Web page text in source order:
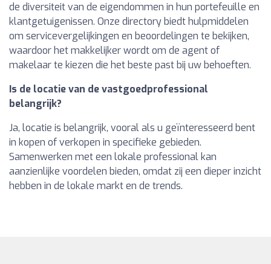
de diversiteit van de eigendommen in hun portefeuille en
klantgetuigenissen. Onze directory biedt hulpmiddelen
om servicevergelijkingen en beoordelingen te bekijken,
waardoor het makkelijker wordt om de agent of
makelaar te kiezen die het beste past bij uw behoeften.
Is de locatie van de vastgoedprofessional
belangrijk?
Ja, locatie is belangrijk, vooral als u geïnteresseerd bent
in kopen of verkopen in specifieke gebieden.
Samenwerken met een lokale professional kan
aanzienlijke voordelen bieden, omdat zij een dieper inzicht
hebben in de lokale markt en de trends.